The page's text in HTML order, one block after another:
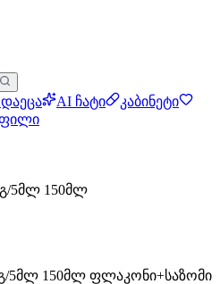
AI ჩატი
კაბინეტი
5მლ 150მლ ფლაკონი+საზომი